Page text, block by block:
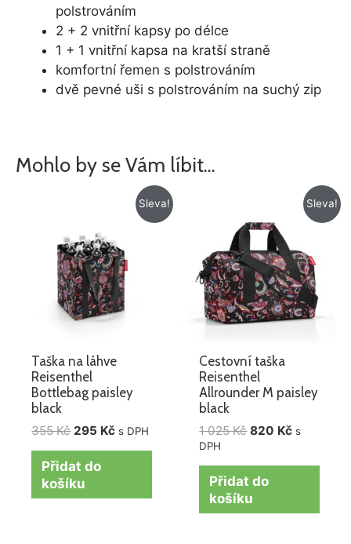
polstrováním
2 + 2 vnitřní kapsy po délce
1 + 1 vnitřní kapsa na kratší straně
komfortní řemen s polstrováním
dvě pevné uši s polstrováním na suchý zip
Mohlo by se Vám líbit…
Sleva!
Taška na láhve
Reisenthel
Bottlebag paisley
black
355Kč
355 Kč.
295 Kč
Aktuální
cena
295 Kč.
s DPH
Přidat do
košíku
Sleva!
Cestovní taška
Reisenthel
Allrounder M paisley
black
1 025Kč
byla:
1
025 Kč.
820 Kč
Aktuální
cena
s
DPH
Přidat do
košíku